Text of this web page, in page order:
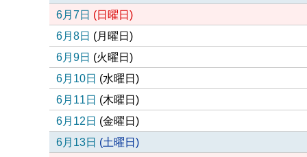
6月7日 (日 曜日 )
6月8日 (月 曜日 )
6月9日 (火曜日 )
6月10日 (水曜日 )
6月11日 (木曜日 )
6月12日 (金曜日 )
6月13日 (土曜日 )